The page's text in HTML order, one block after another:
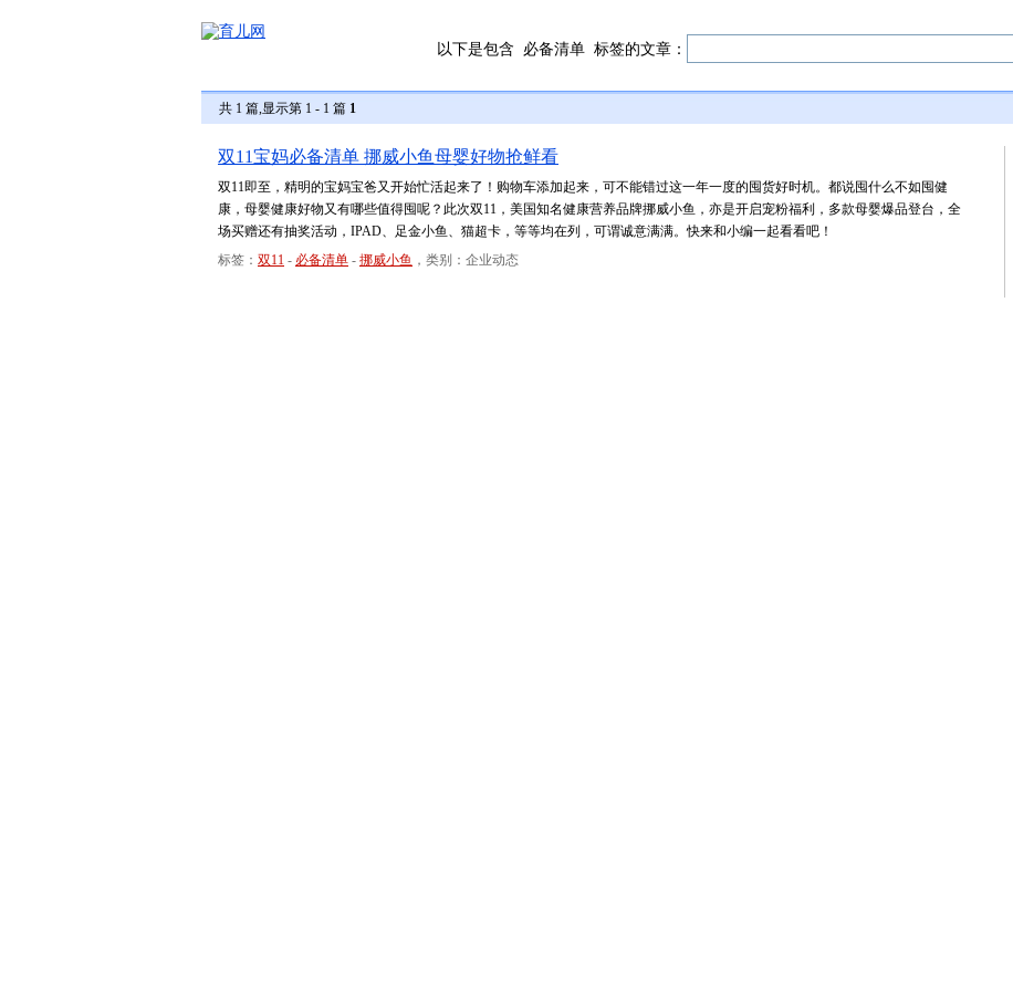
以下是包含 必备清单 标签的文章：
共 1 篇,显示第 1 - 1 篇 1
双11宝妈必备清单 挪威小鱼母婴好物抢鲜看
双11即至，精明的宝妈宝爸又开始忙活起来了！购物车添加起来，可不能错过这一年一度的囤货好时机。都说囤什么不如囤健
康，母婴健康好物又有哪些值得囤呢？此次双11，美国知名健康营养品牌挪威小鱼，亦是开启宠粉福利，多款母婴爆品登台，全
场买赠还有抽奖活动，IPAD、足金小鱼、猫超卡，等等均在列，可谓诚意满满。快来和小编一起看看吧！
标签： 双11 - 必备清单 - 挪威小鱼 ，类别：企业动态